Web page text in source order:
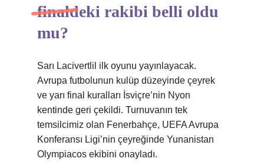
finaldeki rakibi belli oldu
mu?
Sarı Lacivertlil ilk oyunu yayınlayacak.
Avrupa futbolunun kulüp düzeyinde çeyrek
ve yarı final kuralları İsviçre’nin Nyon
kentinde geri çekildi. Turnuvanın tek
temsilcimiz olan Fenerbahçe, UEFA Avrupa
Konferansı Ligi’nin çeyreğinde Yunanistan
Olympiacos ekibini onayladı.